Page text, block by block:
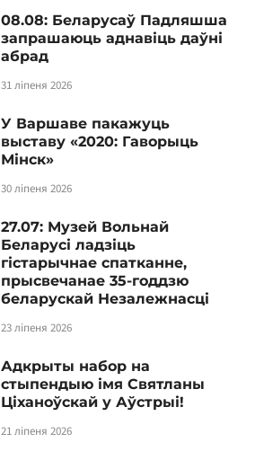
08.08: Беларусаў Падляшша
запрашаюць аднавіць даўні
абрад
31 ліпеня 2026
У Варшаве пакажуць
выставу «2020: Гаворыць
Мінск»
30 ліпеня 2026
27.07: Музей Вольнай
Беларусі ладзіць
гістарычнае спатканне,
прысвечанае 35-годдзю
беларускай Незалежнасці
23 ліпеня 2026
Адкрыты набор на
стыпендыю імя Святланы
Ціханоўскай у Аўстрыі!
21 ліпеня 2026